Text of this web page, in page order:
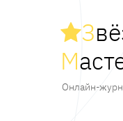
З
М
Онлайн-